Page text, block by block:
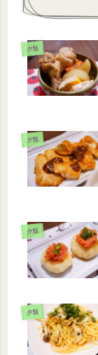
夕飯
夕飯
夕飯
夕飯